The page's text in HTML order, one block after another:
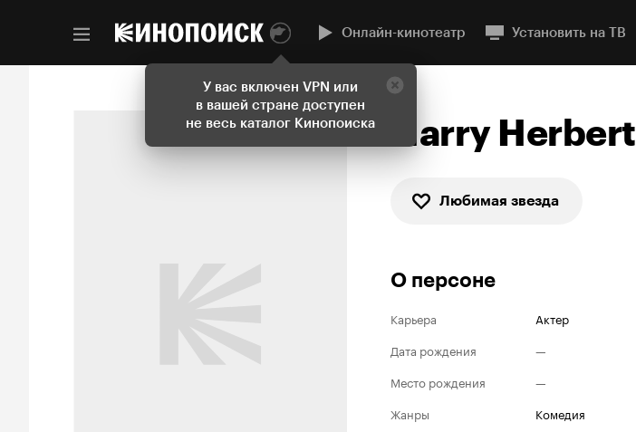
У вас включен VPN или
в вашей стране доступен
не весь каталог Кинопоиска
Онлайн-кинотеатр Установить на ТВ
Harry Herbert
Любимая звезда
О персоне
Карьера
Актер
Дата рождения
—
Место рождения
—
Жанры
комедия